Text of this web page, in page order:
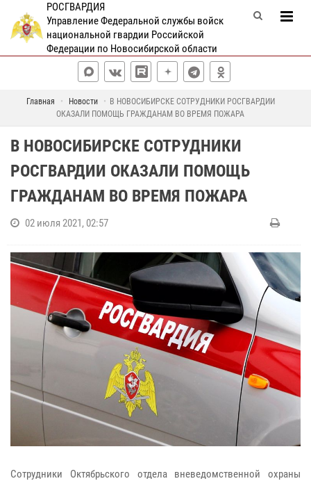
РОСГВАРДИЯ
Управление Федеральной службы войск
национальной гвардии Российской
Федерации по Новосибирской области
Главная Новости
В НОВОСИБИРСКЕ СОТРУДНИКИ РОСГВАРДИИ
ОКАЗАЛИ ПОМОЩЬ ГРАЖДАНАМ ВО ВРЕМЯ ПОЖАРА
В НОВОСИБИРСКЕ СОТРУДНИКИ
РОСГВАРДИИ ОКАЗАЛИ ПОМОЩЬ
ГРАЖДАНАМ ВО ВРЕМЯ ПОЖАРА
02 июля 2021, 02:57
Сотрудники Октябрьского отдела вневедомственной охраны